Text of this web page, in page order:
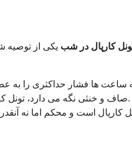
کارپال در شب یکی از توصیه
ساعت ها فشار حداکثری را
صاف و خنثی نگه می دارد، تونل کارپال را باز می کند و به عصب استراحت لازم از فشار را می دهد.
کارپال است و محکم اما نه